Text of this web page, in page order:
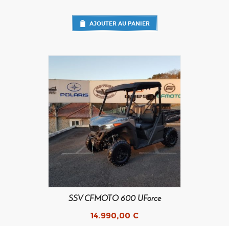
AJOUTER AU PANIER
SSV CFMOTO 600 UForce
14.990,00 €